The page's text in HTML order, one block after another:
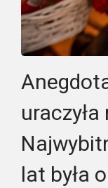
lat była